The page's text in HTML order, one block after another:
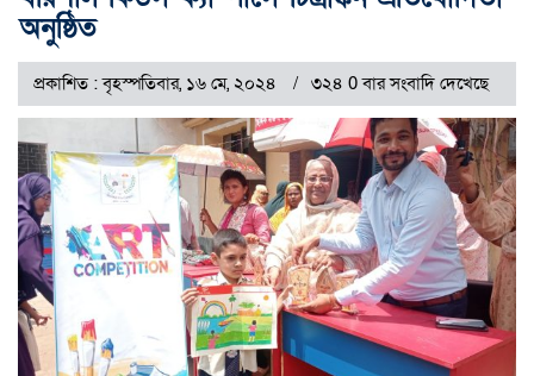
অনুষ্ঠিত
প্রকাশিত : বৃহস্পতিবার, ১৬ মে, ২০২৪ ৩২৪ 0 বার সংবাদি দেখেছে